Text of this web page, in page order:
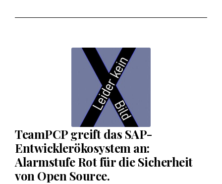
TeamPCP greift das SAP-
Entwicklerökosystem an:
Alarmstufe Rot für die Sicherheit
von Open Source.